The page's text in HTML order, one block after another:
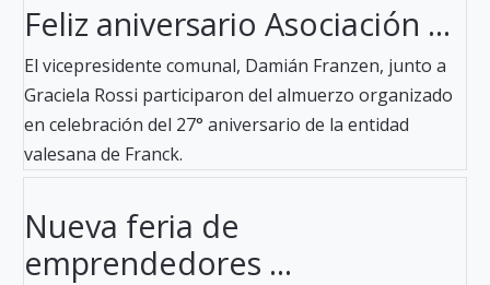
Feliz aniversario Asociación ...
El vicepresidente comunal, Damián Franzen, junto a
Graciela Rossi participaron del almuerzo organizado
en celebración del 27° aniversario de la entidad
valesana de Franck.
Nueva feria de
emprendedores ...